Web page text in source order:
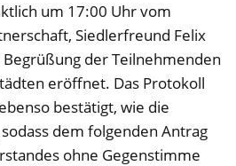
um 17:00 Uhr vom
Siedlerfreund Felix
der Teilnehmenden
eröffnet. Das Protokoll
bestätigt, wie die
dem folgenden Antrag
ohne Gegenstimme